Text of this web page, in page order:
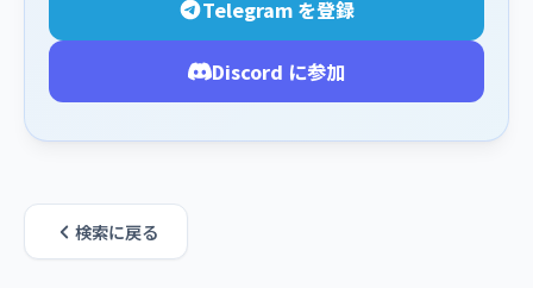
Telegram を登録
Discord に参加
検索に戻る